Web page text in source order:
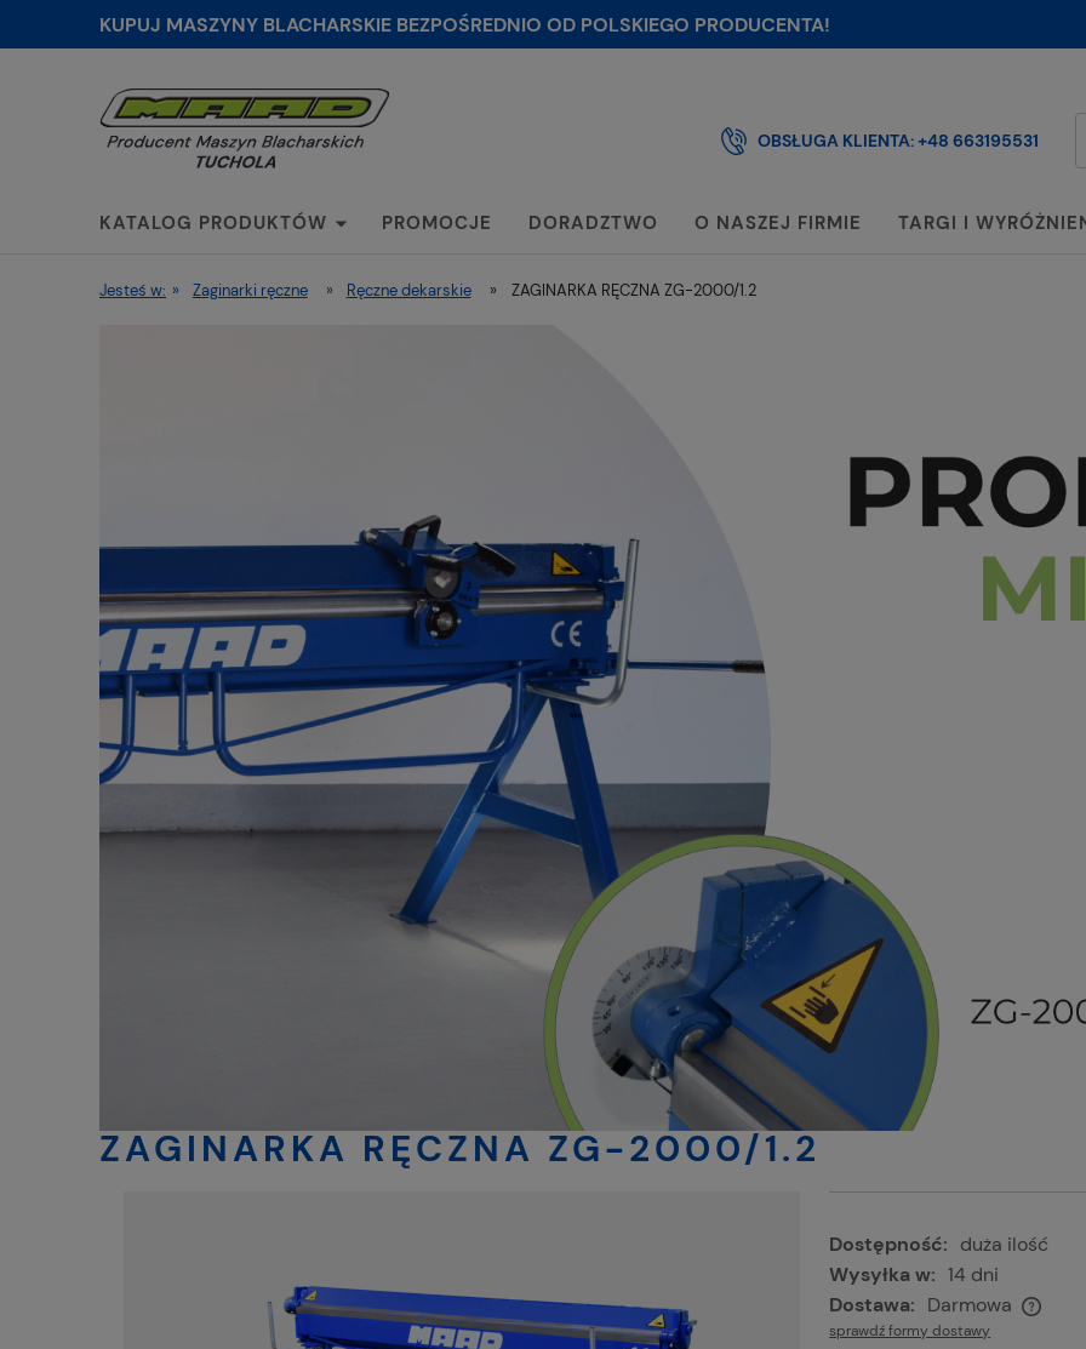
KUPUJ MASZYNY BLACHARSKIE BEZPOŚREDNIO OD POLSKIEGO PRODUCENTA!
OBSŁUGA KLIENTA:+48 663195531
KATALOG PRODUKTÓW PROMOCJE DORADZTWO O NASZEJ FIRMIE TARGI I
Jesteś w: » Zaginarki ręczne » Ręczne dekarskie » ZAGINARKA RĘCZNA ZG-2000/1.2
ZAGINARKA RĘCZNA ZG-2000/1.2
Dostępność: duża ilość
Wysyłka w: 14 dni
Dostawa: Darmowa
sprawdź formy dostawy